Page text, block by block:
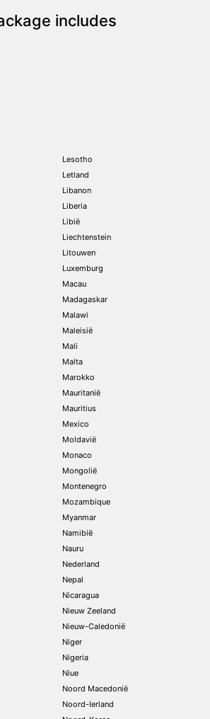
includes
Lesotho
Letland
Libanon
Liberia
Libië
Liechtenstein
Litouwen
Luxemburg
Macau
Madagaskar
Malawi
Maleisië
Mali
Malta
Marokko
Mauritanië
Mauritius
Mexico
Moldavië
Monaco
Mongolië
Montenegro
Mozambique
Myanmar
Namibië
Nauru
Nederland
Nepal
Nicaragua
Nieuw Zeeland
Nieuw-Caledonië
Niger
Nigeria
Niue
Noord Macedonië
Noord-Ierland